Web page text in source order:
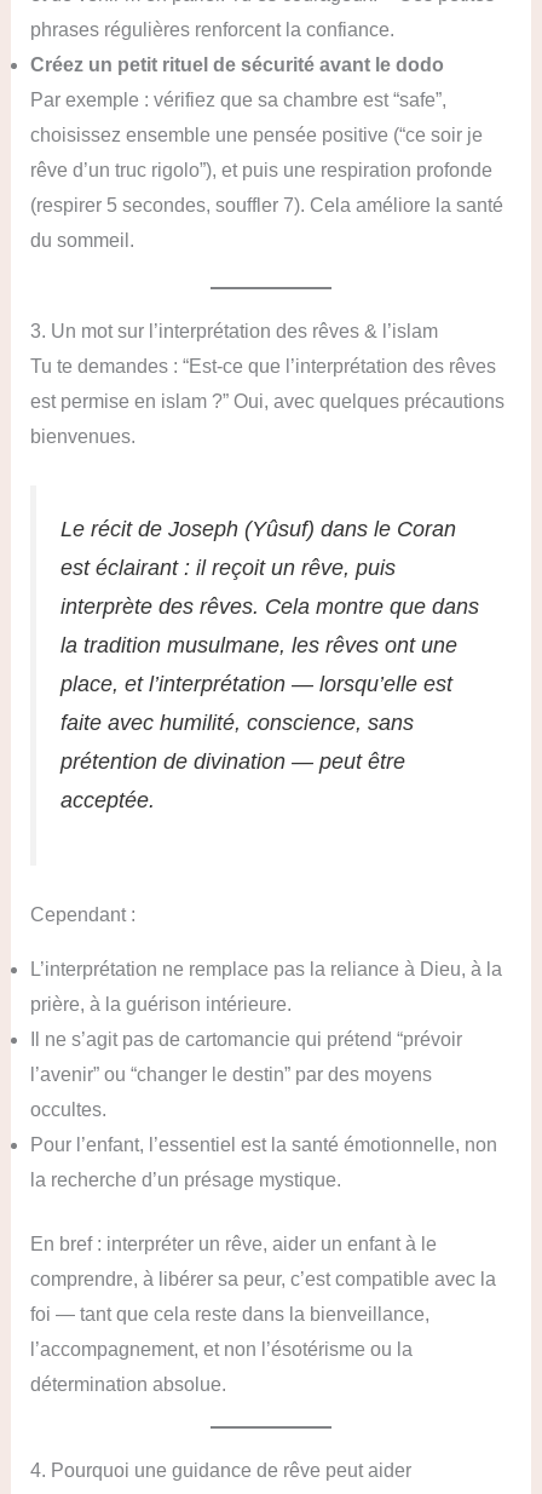
phrases régulières renforcent la confiance.
Créez un petit rituel de sécurité avant le dodo
Par exemple : vérifiez que sa chambre est “safe”,
choisissez ensemble une pensée positive (“ce soir je
rêve d’un truc rigolo”), et puis une respiration profonde
(respirer 5 secondes, souffler 7). Cela améliore la santé
du sommeil.
3. Un mot sur l’interprétation des rêves & l’islam
Tu te demandes : “Est-ce que l’interprétation des rêves
est permise en islam ?” Oui, avec quelques précautions
bienvenues.
Le récit de Joseph (Yûsuf) dans le Coran
est éclairant : il reçoit un rêve, puis
interprète des rêves. Cela montre que dans
la tradition musulmane, les rêves ont une
place, et l’interprétation — lorsqu’elle est
faite avec humilité, conscience, sans
prétention de divination — peut être
acceptée.
Cependant :
L’interprétation ne remplace pas la reliance à Dieu, à la
prière, à la guérison intérieure.
Il ne s’agit pas de cartomancie qui prétend “prévoir
l’avenir” ou “changer le destin” par des moyens
occultes.
Pour l’enfant, l’essentiel est la santé émotionnelle, non
la recherche d’un présage mystique.
En bref : interpréter un rêve, aider un enfant à le
comprendre, à libérer sa peur, c’est compatible avec la
foi — tant que cela reste dans la bienveillance,
l’accompagnement, et non l’ésotérisme ou la
détermination absolue.
4. Pourquoi une guidance de rêve peut aider